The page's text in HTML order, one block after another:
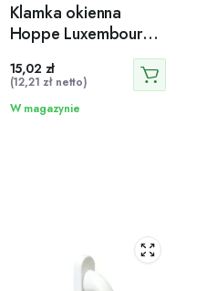
Klamka okienna
Hoppe Luxembourg
Secustik srebrny F1
trzpień 32-42 mm
15,02 zł
(12,21 złnetto)
W magazynie